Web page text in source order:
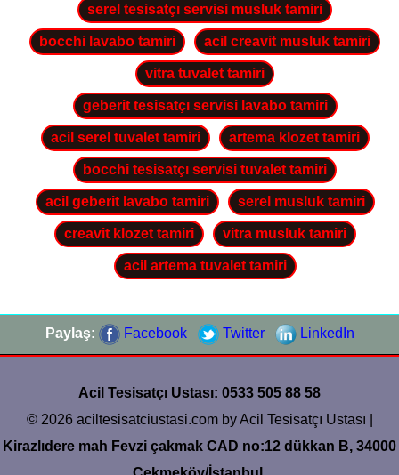
serel tesisatçı servisi musluk tamiri
bocchi lavabo tamiri acil creavit musluk tamiri
vitra tuvalet tamiri
geberit tesisatçı servisi lavabo tamiri
acil serel tuvalet tamiri artema klozet tamiri
bocchi tesisatçı servisi tuvalet tamiri
acil geberit lavabo tamiri serel musluk tamiri
creavit klozet tamiri vitra musluk tamiri
acil artema tuvalet tamiri
Paylaş: Facebook Twitter LinkedIn
Acil Tesisatçı Ustası: 0533 505 88 58
© 2026 aciltesisatciustasi.com by Acil Tesisatçı Ustası |
Kirazlıdere mah Fevzi çakmak CAD no:12 dükkan B, 34000